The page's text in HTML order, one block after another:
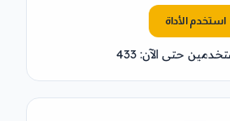
استخدم الأداة
حتى الآن: 433